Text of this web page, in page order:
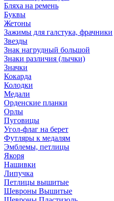
Бляха на ремень
Буквы
Жетоны
Зажимы для галстука, фрачники
Звезды
Знак нагрудный большой
Знаки различия (лычки)
Значки
Кокарда
Колодки
Медали
Орденские планки
Орлы
Пуговицы
Угол-флаг на берет
Футляры к медалям
Эмблемы, петлицы
Якоря
Нашивки
Липучка
Петлицы вышитые
Шевроны Вышитые